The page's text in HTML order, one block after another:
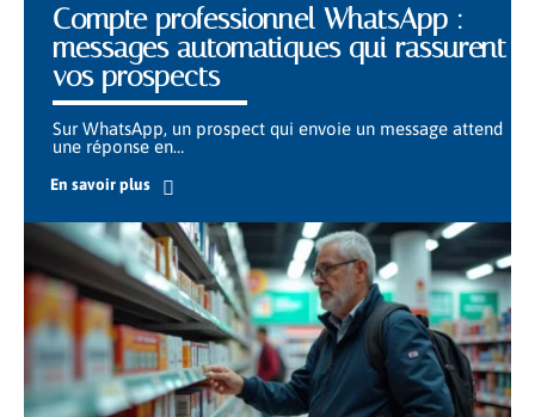
Compte professionnel WhatsApp :
messages automatiques qui rassurent
vos prospects
Sur WhatsApp, un prospect qui envoie un message attend
une réponse en…
En savoir plus